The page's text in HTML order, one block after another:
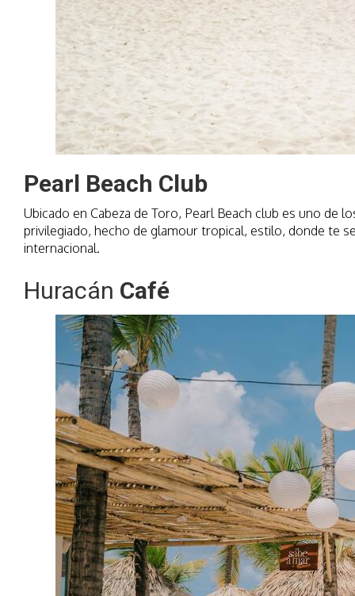
Pearl Beach Club
Ubicado en Cabeza de Toro, Pearl Beach club es uno de
privilegiado, hecho de glamour tropical, estilo, donde te
internacional.
Huracán Café